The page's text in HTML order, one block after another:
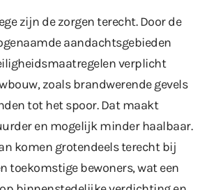
zijn de zorgen terecht. Door de
aandachtsgebieden
verplicht
zoals brandwerende gevels
tot het spoor. Dat maakt
en mogelijk minder haalbaar.
komen grotendeels terecht bij
toekomstige bewoners, wat een